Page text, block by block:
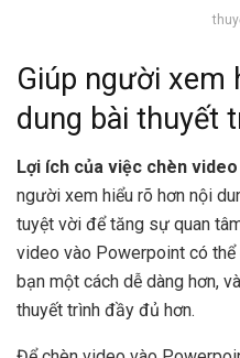
Giúp người xem
dung bài thuyết
Lợi ích của việc chèn
người xem hiểu rõ hơn nội
tuyệt vời để tăng sự quan
video vào Powerpoint có
bạn một cách dễ dàng hơn,
thuyết trình đầy đủ hơn.